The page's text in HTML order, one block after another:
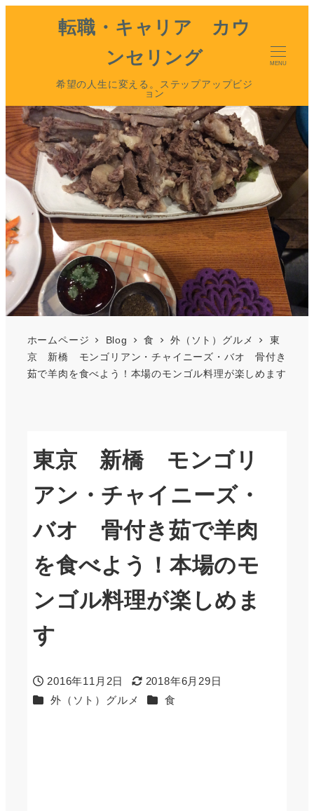
転職・キャリア カウ
ンセリング
希望の人生に変える。ステップアップビジ
ョン
MENU
ホームページ Blog 食 外（ソト）グルメ
東
京 新橋 モンゴリアン・チャイニーズ・バオ 骨付き
茹で羊肉を食べよう！本場のモンゴル料理が楽しめます
東京 新橋 モンゴリ
アン・チャイニーズ・
バオ 骨付き茹で羊肉
を食べよう！本場のモ
ンゴル料理が楽しめま
す
投稿日
2016年11月2日
更新日
2018年6月29日
カテゴリー
外（ソト）グルメ カテゴリー
食